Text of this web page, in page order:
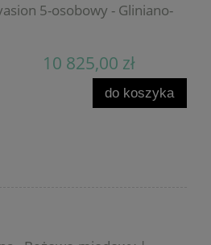
5-osobowy - Gliniano-
10 825,00 zł
do koszyka